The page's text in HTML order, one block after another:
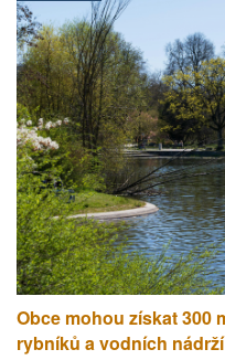
Obce mohou získat 300
rybníků a vodních nádrží